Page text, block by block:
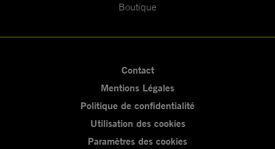
Boutique
Contact
Mentions Légales
Politique de confidentialité
Utilisation des cookies
Paramètres des cookies